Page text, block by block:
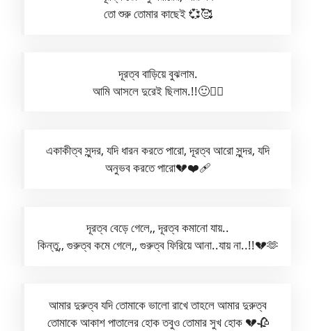
তো শুরু তোমার কাছেই 💞🥰
দূরত্ব বাড়িয়ে বুঝলাম.
আমি আসলে দুরেই ছিলাম.!!🙂🤦‍♂️
একাকীত্ব সুন্দর, যদি ধারন করতে পারো, দূরত্ব আরো সুন্দর, যদি
অনুভব করতে পারো💔❤️‍🩹
দূরত্ব বেড়ে গেলে,, দূরত্ব কমানো যায়..
কিন্তু,, গুরুত্ব কমে গেলে,, গুরুত্ব ফিরিয়ে আনা..যায় না..!!💔🫶
আমার দুরুত্ব যদি তোমাকে ভালো রাখে তাহলে আমার দুরুত্ব
তোমাকে আকাশ পাতালের হোক তবুও তোমার সুখ হোক 💔🥀